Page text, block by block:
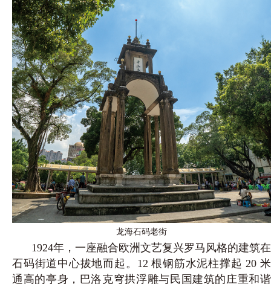
龙海石码老街
1924年，一座融合欧洲文艺复兴罗马风格的建筑在
石码街道中心拔地而起。12 根钢筋水泥柱撑起 20 米
通高的亭身，巴洛克穹拱浮雕与民国建筑的庄重和谐